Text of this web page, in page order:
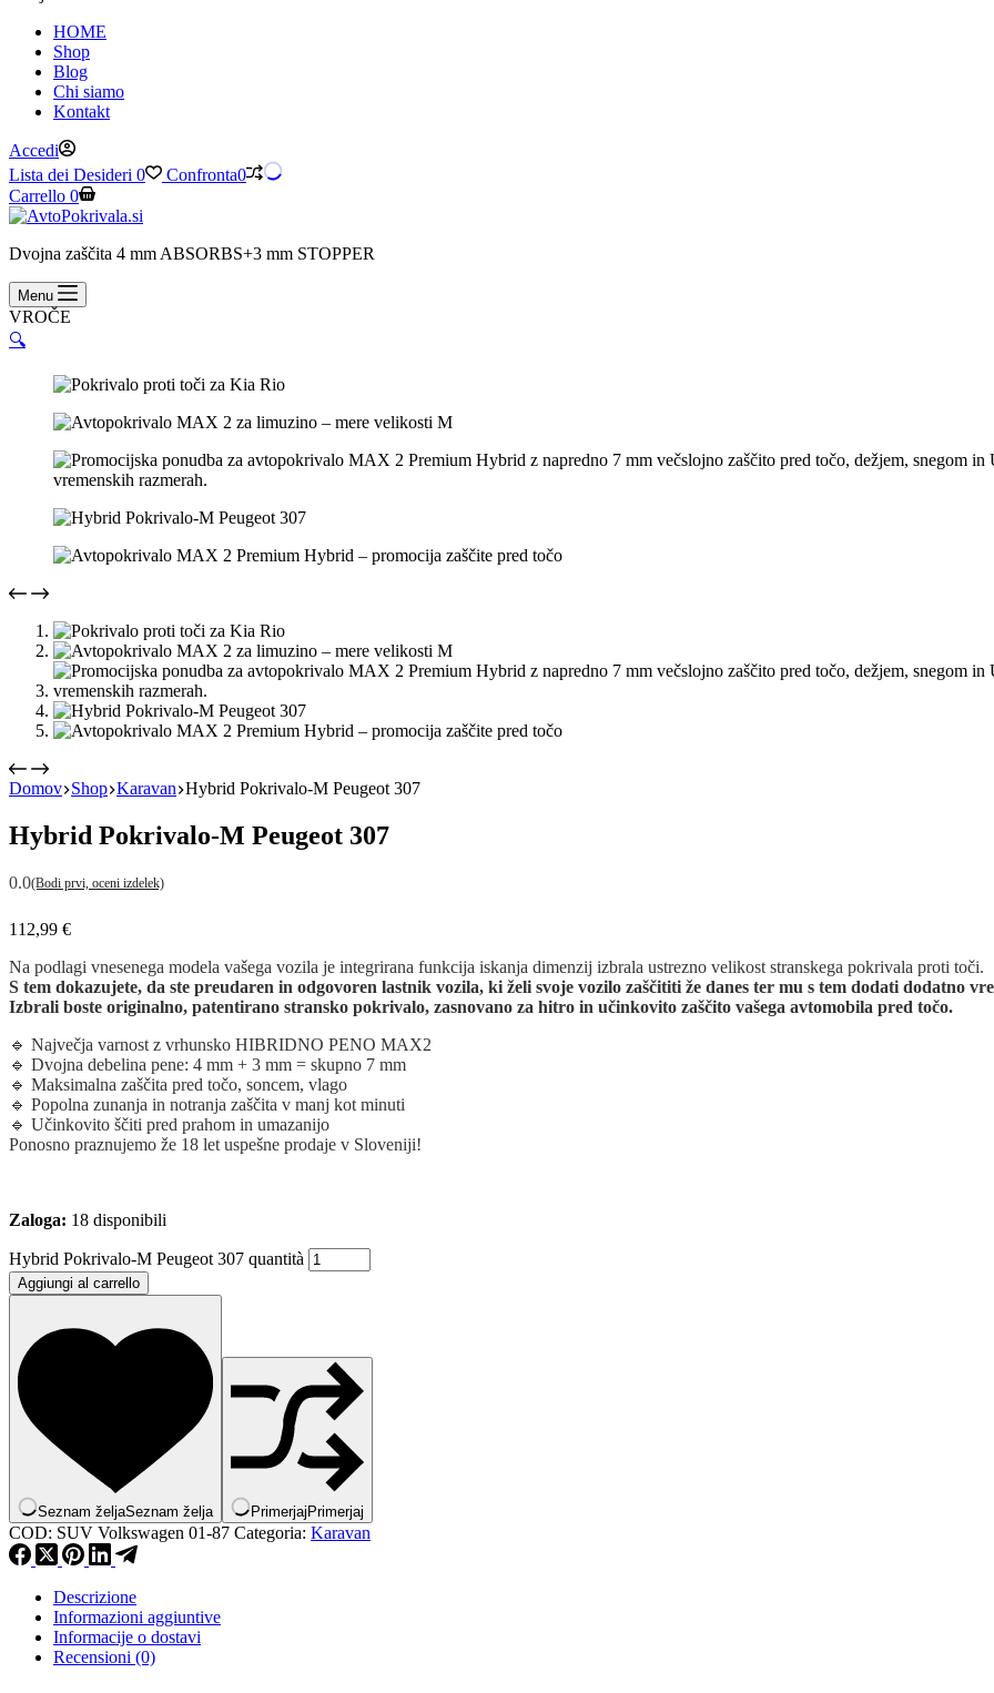
HOME
Shop
Blog
Chi siamo
Kontakt
Accedi
Lista dei Desideri 0 Confronta0
Carrello 0
Dvojna zaščita 4 mm ABSORBS+3 mm STOPPER
Menu
VROČE
🔍
Domov Shop Karavan Hybrid Pokrivalo-M Peugeot 307
Hybrid Pokrivalo-M Peugeot 307
0.0(Bodi prvi, oceni izdelek)
112,99 €
Na podlagi vnesenega modela vašega vozila je integrirana funkcija iskanja dimenzij izbrala ustrezno velikost stranskega pokrivala proti toči.
S tem dokazujete, da ste preudaren in odgovoren lastnik vozila, ki želi svoje vozilo zaščititi že danes ter mu s tem dodati dodatno
Izbrali boste originalno, patentirano stransko pokrivalo, zasnovano za hitro in učinkovito zaščito vašega avtomobila pred točo.
🔹 Največja varnost z vrhunsko HIBRIDNO PENO MAX2
🔹 Dvojna debelina pene: 4 mm + 3 mm = skupno 7 mm
🔹 Maksimalna zaščita pred točo, soncem, vlago
🔹 Popolna zunanja in notranja zaščita v manj kot minuti
🔹 Učinkovito ščiti pred prahom in umazanijo
Ponosno praznujemo že 18 let uspešne prodaje v Sloveniji!
Zaloga: 18 disponibili
Hybrid Pokrivalo-M Peugeot 307 quantità
Aggiungi al carrello
Seznam željaSeznam želja Primerjaj Primerjaj
COD: SUV Volkswagen 01-87 Categoria: Karavan
Descrizione
Informazioni aggiuntive
Informacije o dostavi
Recensioni (0)